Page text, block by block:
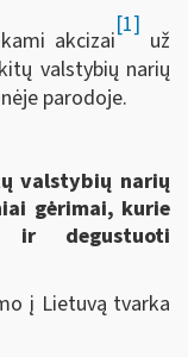
akcizai
[1]
už
valstybių narių
parodoje.
valstybių narių
gėrimai, kurie
ir degustuoti
į Lietuvą tvarka